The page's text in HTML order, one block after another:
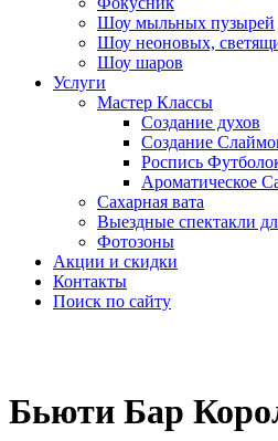
Шоу мыльных пузырей
Шоу неоновых,
Шоу шаров
Услуги
Мастер Классы
Создание духов
Создание
Роспись
Ароматическое
Сахарная вата
Выездные спектакли
Фотозоны
Акции и скидки
Контакты
Поиск по сайту
Бьюти Бар